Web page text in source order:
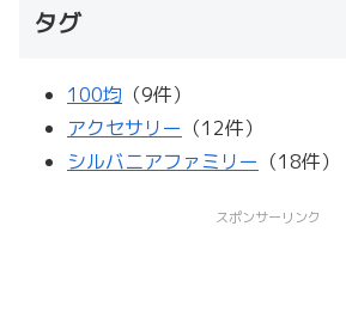
タグ
100均 （9件）
アクセサリー （12件）
シルバニアファミリー （18件）
スポンサーリンク